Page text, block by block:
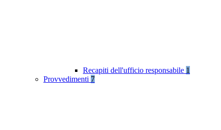
Recapiti dell'ufficio responsabile 1
Provvedimenti 7